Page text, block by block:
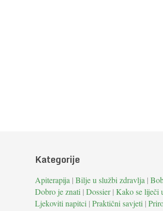
Kategorije
Apiterapija | Bilje u službi zdravlja |
Dobro je znati | Dossier| Kako se liječi
Ljekoviti napitci | Praktični savjeti |